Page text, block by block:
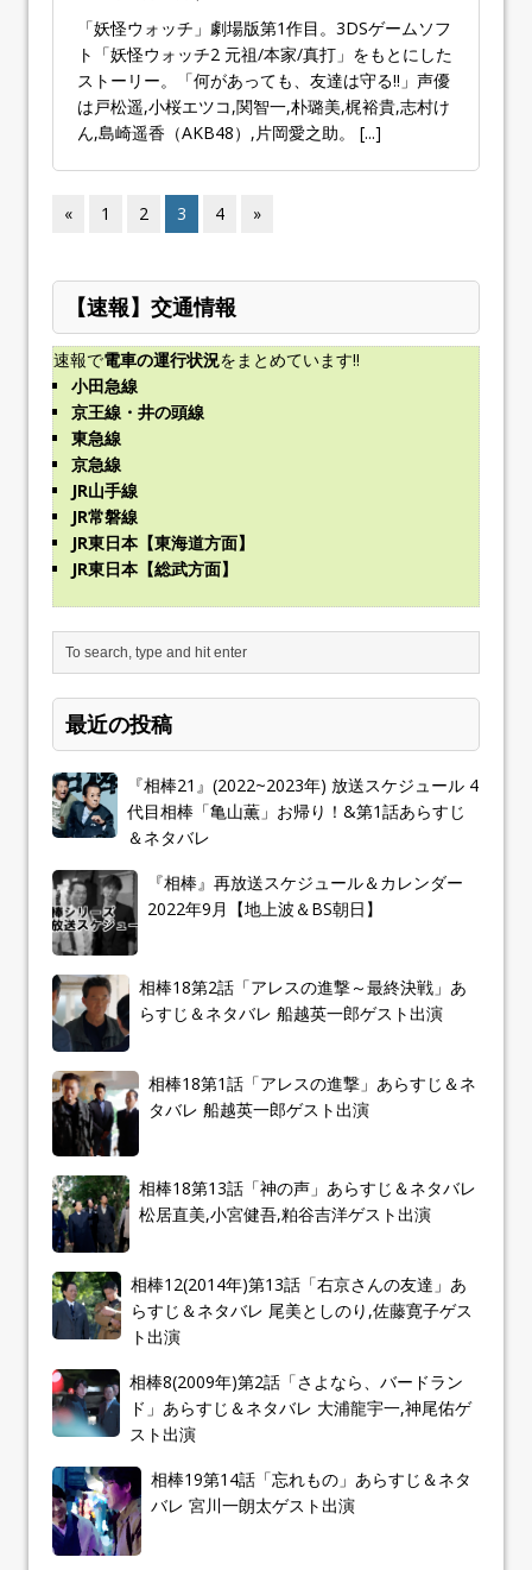
「妖怪ウォッチ」劇場版第1作目。3DSゲームソフ
ト「妖怪ウォッチ2 元祖/本家/真打」をもとにした
ストーリー。「何があっても、友達は守る!!」声優
は戸松遥,小桜エツコ,関智一,朴璐美,梶裕貴,志村け
ん,島崎遥香（AKB48）,片岡愛之助。 [...]
« 1 2 3 4 »
【速報】交通情報
速報で電車の運行状況をまとめています!!
小田急線
京王線・井の頭線
東急線
京急線
JR山手線
JR常磐線
JR東日本【東海道方面】
JR東日本【総武方面】
最近の投稿
『相棒21』(2022~2023年) 放送スケジュール 4
代目相棒「亀山薫」お帰り！&第1話あらすじ
＆ネタバレ
『相棒』再放送スケジュール＆カレンダー
2022年9月【地上波＆BS朝日】
相棒18第2話「アレスの進撃～最終決戦」あ
らすじ＆ネタバレ 船越英一郎ゲスト出演
相棒18第1話「アレスの進撃」あらすじ＆ネ
タバレ 船越英一郎ゲスト出演
相棒18第13話「神の声」あらすじ＆ネタバレ
松居直美,小宮健吾,粕谷吉洋ゲスト出演
相棒12(2014年)第13話「右京さんの友達」あ
らすじ＆ネタバレ 尾美としのり,佐藤寛子ゲス
ト出演
相棒8(2009年)第2話「さよなら、バードラン
ド」あらすじ＆ネタバレ 大浦龍宇一,神尾佑ゲ
スト出演
相棒19第14話「忘れもの」あらすじ＆ネタ
バレ 宮川一朗太ゲスト出演